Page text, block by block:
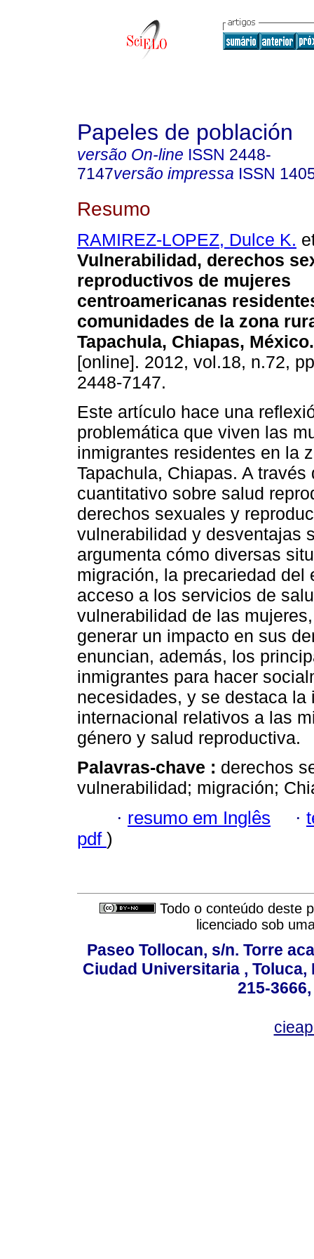
Papeles de población
versão On-line ISSN 2448-
7147versão impressa ISSN
Resumo
RAMIREZ-LOPEZ, Dulce K.
Vulnerabilidad, derechos
reproductivos de mujeres
centroamericanas
comunidades de la zona
Tapachula, Chiapas, México.
[online]. 2012, vol.18, n.72,
2448-7147.
Este artículo hace una
problemática que viven las
inmigrantes residentes en la
Tapachula, Chiapas. A través
cuantitativo sobre salud
derechos sexuales y
vulnerabilidad y desventajas
argumenta cómo diversas
migración, la precariedad
acceso a los servicios de
vulnerabilidad de las
generar un impacto en sus
enuncian, además, los
inmigrantes para hacer
necesidades, y se destaca
internacional relativos a las
género y salud reproductiva.
Palavras-chave : derechos
vulnerabilidad; migración;
· resumo em Inglês ·
pdf )
Todo o conteúdo deste
licenciado sob
Paseo Tollocan, s/n. Torre
Ciudad Universitaria , Toluca,
215-